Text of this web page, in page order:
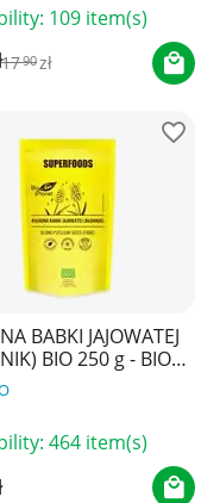
109 item(s)
1790 zł
BABKI JAJOWATEJ
BIO 250 g - BIO
SUPERFOODS
464 item(s)